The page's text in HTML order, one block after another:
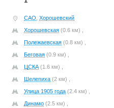
САО Хорошевский
Хорошевская (0.6 км) ,
Полежаевская (0.8 км) ,
Беговая (0.9 км) ,
ЦСКА (1.6 км) ,
Шелепиха (2 км) ,
Улица 1905 года (2.4 км) ,
Динамо (2.5 км) ,